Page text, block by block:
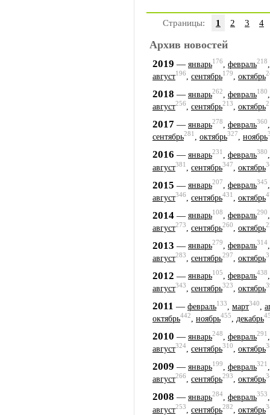
Страницы: 1 2 3 4
Архив новостей
2019 — январь176 февраль218
август196, сентябрь179, октябрь
2018 — январь262 февраль180
август256, сентябрь213, октябрь
2017 — январь278 февраль360
сентябрь281, октябрь327, ноябрь
2016 — январь231 февраль380
август381 сентябрь347 октябрь
2015 — январь207, февраль345
август346 сентябрь431 октябрь
2014 — январь108, февраль290
август273 сентябрь260 октябрь
2013 — январь279, февраль314
август283 сентябрь297 октябрь
2012 — январь105, февраль438
август343, сентябрь323, октябрь
2011 — февраль133 март340
октябрь442, ноябрь455, декабрь
2010 — январь248 февраль291
август324, сентябрь310, октябрь
2009 — январь199 февраль321
август266, сентябрь293, октябрь
2008 — январь284 февраль353
август253 сентябрь282 октябрь